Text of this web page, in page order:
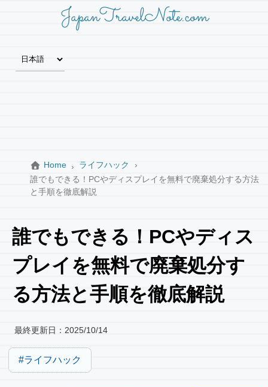
JapanTravelNote.com
Home
ライフハック
誰でもできる！PCやディスプレイを無料で廃棄処分する方法
と手順を徹底解説
誰でもできる！PCやディス
プレイを無料で廃棄処分す
る方法と手順を徹底解説
最終更新日： 2025/10/14
ライフハック